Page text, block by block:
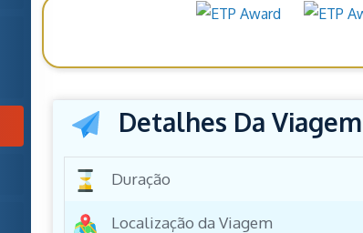
Detalhes Da Viagem
Duração
Localização da Viagem